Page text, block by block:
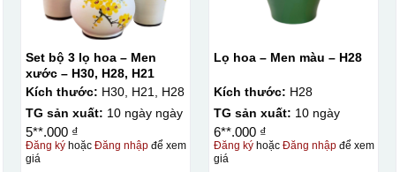
Set bộ 3 lọ hoa – Men
xước – H30, H28, H21
Kích thước: H30, H21, H28
TG sản xuất: 10 ngày ngày
5**.000 ₫
Đăng ký hoặcĐăng nhập để xem
giá
Lọ hoa – Men màu – H28
Kích thước: H28
TG sản xuất: 10 ngày
6**.000 ₫
Đăng kýhoặc Đăng nhậpđể xem
giá